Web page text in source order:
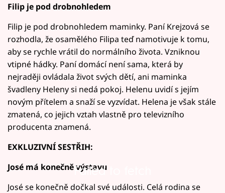
Filip je pod drobnohledem
Filip je pod drobnohledem maminky. Paní Krejzová se
rozhodla, že osamělého Filipa teď namotivuje k tomu,
aby se rychle vrátil do normálního života. Vzniknou
vtipné hádky. Paní domácí není sama, která by
nejraději ovládala život svých dětí, ani maminka
švadleny Heleny si nedá pokoj. Helenu uvidí s jejím
novým přítelem a snaží se vyzvídat. Helena je však stále
zmatená, co jejich vztah vlastně pro televizního
producenta znamená.
EXKLUZIVNÍ SESTŘIH:
Failed to fetch
José má konečně výstavu
José se konečně dočkal své události. Celá rodina se